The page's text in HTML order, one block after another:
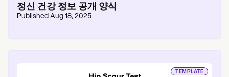
정신 건강 정보 공개 양식
Published Aug 18, 2025
TEMPLATE